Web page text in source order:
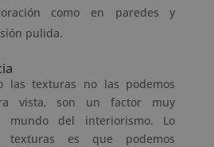
como en paredes y
pulida.
las texturas no las podemos
vista, son un factor muy
mundo del interiorismo. Lo
es que podemos